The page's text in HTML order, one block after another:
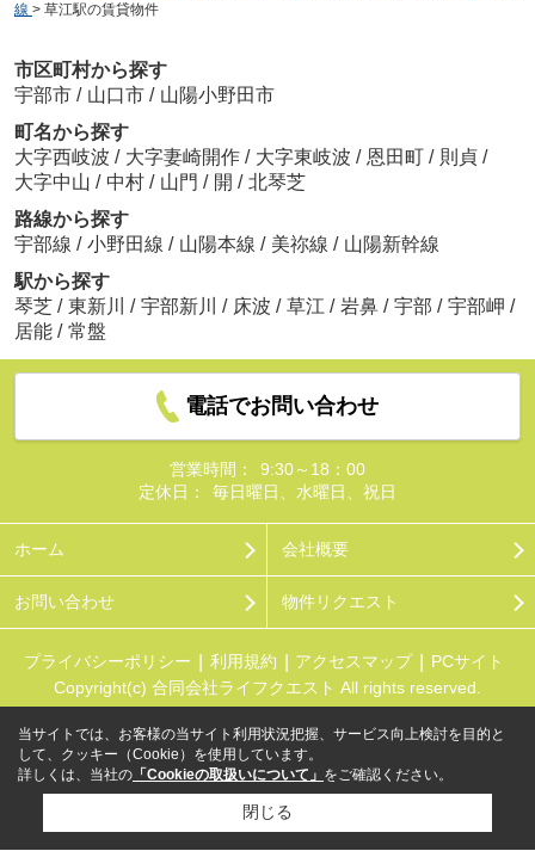
線 > 草江駅の賃貸物件
市区町村から探す
宇部市 / 山口市 / 山陽小野田市
町名から探す
大字西岐波 / 大字妻崎開作 / 大字東岐波 / 恩田町 / 則貞 /
大字中山 / 中村 / 山門 / 開 / 北琴芝
路線から探す
宇部線 / 小野田線 / 山陽本線 / 美祢線 / 山陽新幹線
駅から探す
琴芝 / 東新川 / 宇部新川 / 床波 / 草江 / 岩鼻 / 宇部 / 宇部岬 /
居能 / 常盤
電話でお問い合わせ
営業時間：
9:30～18：00
定休日：
毎日曜日、水曜日、祝日
ホーム 会社概要
お問い合わせ 物件リクエスト
プライバシーポリシー 利用規約 アクセスマップ
PCサイト
Copyright(c) 合同会社ライフクエスト All rights reserved.
当サイトでは、お客様の当サイト利用状況把握、サービス向上検討を目的と
して、クッキー（Cookie）を使用しています。
詳しくは、当社の 「Cookieの取扱いについて」 をご確認ください。
閉じる